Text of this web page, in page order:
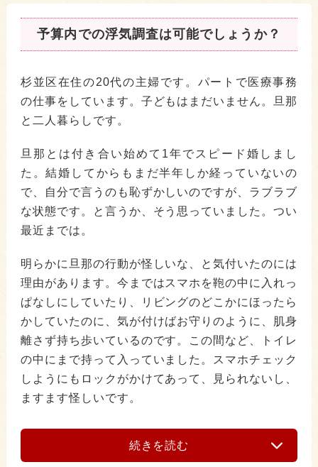
予算内での浮気調査は可能でしょうか？
杉並区在住の20代の主婦です。パートで医療事務
の仕事をしています。子どもはまだいません。旦那
と二人暮らしです。
旦那とは付き合い始めて1年でスピード婚しまし
た。結婚してからもまだ半年しか経っていないの
で、自分で言うのも恥ずかしいのですが、ラブラブ
な状態です。と言うか、そう思っていました。つい
最近までは。
明らかに旦那の行動が怪しいな、と気付いたのには
理由があります。今まではスマホを鞄の中に入れっ
ぱなしにしていたり、リビングのどこかにほったら
かしていたのに、気が付けばお守りのように、肌身
離さず持ち歩いているのです。この間など、トイレ
の中にまで持って入っていました。スマホチェック
しようにもロックがかけてあって、見られないし、
ますます怪しいです。
続きを読む